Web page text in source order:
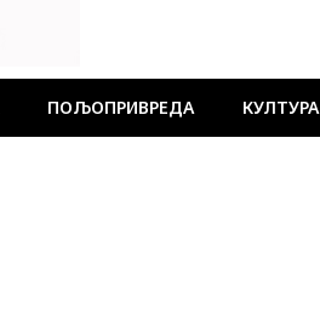
ПОЉОПРИВРЕДА КУЛТУРА